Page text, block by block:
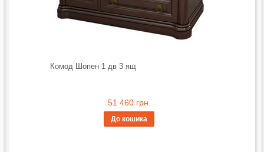
Комод Шопен 1 дв 3 ящ
51 460 грн.
До кошика